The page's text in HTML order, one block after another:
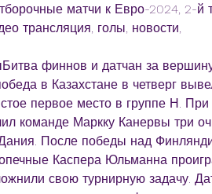
матчи к Евро-2024, 2-й
трансляция, голы, новости,
финнов и датчан за
в Казахстане в четверг
первое место в группе Н.
команде Маркку Канервы три
После победы над
Каспера Юльманна
свою турнирную задачу.